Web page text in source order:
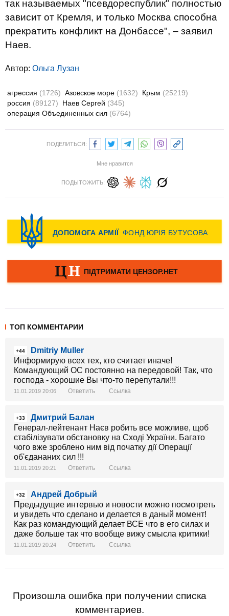
так называемых "псевдореспублик" полностью
зависит от Кремля, и только Москва способна
прекратить конфликт на Донбассе", – заявил
Наев.
Автор: Ольга Лузан
агрессия (1726) Азовское море (1632) Крым (25219)
россия (89127) Наев Сергей (345)
операция Объединенных сил (6764)
ПОДЕЛИТЬСЯ:
Мне нравится
ПОДЫТОЖИТЬ:
ТОП КОММЕНТАРИИ
+44
Dmitriy Muller
Информирую всех тех, кто считает иначе!
Командующий ОС постоянно на передовой! Так, что
господа - хорошие Вы что-то перепутали!!!
11.01.2019 20:06 Ответить Ссылка
+33
Дмитрий Балан
Генерал-лейтенант Наєв робить все можливе, щоб
стабілізувати обстановку на Сході України. Багато
чого вже зроблено ним від початку дії Операції
об'єдананих сил !!!
11.01.2019 20:21 Ответить Ссылка
+32
Андрей Добрый
Предыдущие интервью и новости можно посмотреть
и увидеть что сделано и делается в даный момент!
Как раз командующий делает ВСЕ что в его силах и
даже больше так что вообще вижу смысла критики!
11.01.2019 20:24 Ответить Ссылка
Произошла ошибка при получении списка
комментариев.